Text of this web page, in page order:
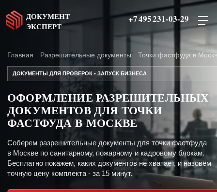
ДОКУМЕНТ
ЭКСПЕРТ
+7 495 231-03-29
Главная Разрешительные документы Точки фастфуда в
ДОКУМЕНТЫ ДЛЯ ПРОВЕРОК • ЗАПУСК БИЗНЕСА
ОФОРМЛЕНИЕ РАЗРЕШИТЕЛЬНЫХ
ДОКУМЕНТОВ ДЛЯ ТОЧКИ
ФАСТФУДА В МОСКВЕ
Соберем разрешительные документы для точки фастфуда
в Москве по санитарному, пожарному и кадровому блокам.
Бесплатно покажем, каких документов не хватает, и назовём
точную цену комплекта - за 15 минут.